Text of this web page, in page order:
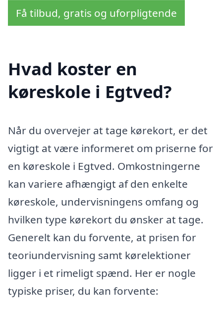
Få tilbud, gratis og uforpligtende
Hvad koster en
køreskole i Egtved?
Når du overvejer at tage kørekort, er det
vigtigt at være informeret om priserne for
en køreskole i Egtved. Omkostningerne
kan variere afhængigt af den enkelte
køreskole, undervisningens omfang og
hvilken type kørekort du ønsker at tage.
Generelt kan du forvente, at prisen for
teoriundervisning samt kørelektioner
ligger i et rimeligt spænd. Her er nogle
typiske priser, du kan forvente: